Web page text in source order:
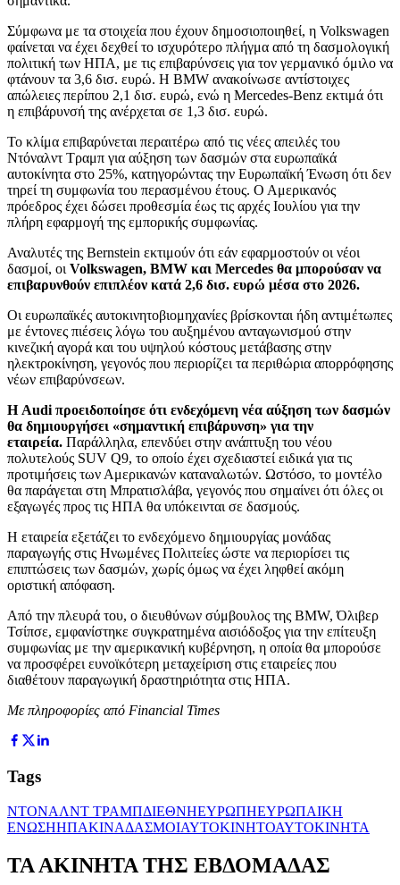
Σύμφωνα με τα στοιχεία που έχουν δημοσιοποιηθεί, η Volkswagen
φαίνεται να έχει δεχθεί το ισχυρότερο πλήγμα από τη δασμολογική
πολιτική των ΗΠΑ, με τις επιβαρύνσεις για τον γερμανικό όμιλο να
φτάνουν τα 3,6 δισ. ευρώ. Η BMW ανακοίνωσε αντίστοιχες
απώλειες περίπου 2,1 δισ. ευρώ, ενώ η Mercedes-Benz εκτιμά ότι
η επιβάρυνσή της ανέρχεται σε 1,3 δισ. ευρώ.
Το κλίμα επιβαρύνεται περαιτέρω από τις νέες απειλές του
Ντόναλντ Τραμπ για αύξηση των δασμών στα ευρωπαϊκά
αυτοκίνητα στο 25%, κατηγορώντας την Ευρωπαϊκή Ένωση ότι δεν
τηρεί τη συμφωνία του περασμένου έτους. Ο Αμερικανός
πρόεδρος έχει δώσει προθεσμία έως τις αρχές Ιουλίου για την
πλήρη εφαρμογή της εμπορικής συμφωνίας.
Αναλυτές της Bernstein εκτιμούν ότι εάν εφαρμοστούν οι νέοι
δασμοί, οι Volkswagen, BMW και Mercedes θα μπορούσαν να
επιβαρυνθούν επιπλέον κατά 2,6 δισ. ευρώ μέσα στο 2026.
Οι ευρωπαϊκές αυτοκινητοβιομηχανίες βρίσκονται ήδη αντιμέτωπες
με έντονες πιέσεις λόγω του αυξημένου ανταγωνισμού στην
κινεζική αγορά και του υψηλού κόστους μετάβασης στην
ηλεκτροκίνηση, γεγονός που περιορίζει τα περιθώρια απορρόφησης
νέων επιβαρύνσεων.
Η Audi προειδοποίησε ότι ενδεχόμενη νέα αύξηση των δασμών
θα δημιουργήσει «σημαντική επιβάρυνση» για την
εταιρεία. Παράλληλα, επενδύει στην ανάπτυξη του νέου
πολυτελούς SUV Q9, το οποίο έχει σχεδιαστεί ειδικά για τις
προτιμήσεις των Αμερικανών καταναλωτών. Ωστόσο, το μοντέλο
θα παράγεται στη Μπρατισλάβα, γεγονός που σημαίνει ότι όλες οι
εξαγωγές προς τις ΗΠΑ θα υπόκεινται σε δασμούς.
Η εταιρεία εξετάζει το ενδεχόμενο δημιουργίας μονάδας
παραγωγής στις Ηνωμένες Πολιτείες ώστε να περιορίσει τις
επιπτώσεις των δασμών, χωρίς όμως να έχει ληφθεί ακόμη
οριστική απόφαση.
Από την πλευρά του, ο διευθύνων σύμβουλος της BMW, Όλιβερ
Τσίπσε, εμφανίστηκε συγκρατημένα αισιόδοξος για την επίτευξη
συμφωνίας με την αμερικανική κυβέρνηση, η οποία θα μπορούσε
να προσφέρει ευνοϊκότερη μεταχείριση στις εταιρείες που
διαθέτουν παραγωγική δραστηριότητα στις ΗΠΑ.
Με πληροφορίες από Financial Times
Tags
ΝΤΟΝΑΛΝΤ ΤΡΑΜΠΔΙΕΘΝΗΕΥΡΩΠΗΕΥΡΩΠΑΙΚΗ
ΕΝΩΣΗΗΠΑΚΙΝΑΔΑΣΜΟΙΑΥΤΟΚΙΝΗΤΟΑΥΤΟΚΙΝΗΤΑ
ΤΑ ΑΚΙΝΗΤΑ ΤΗΣ ΕΒΔΟΜΑΔΑΣ